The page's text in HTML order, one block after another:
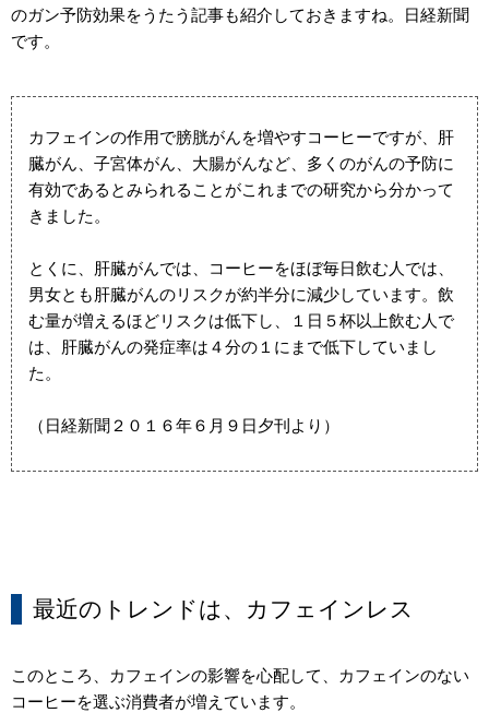
のガン予防効果をうたう記事も紹介しておきますね。日経新聞
です。
カフェインの作用で膀胱がんを増やすコーヒーですが、肝
臓がん、子宮体がん、大腸がんなど、多くのがんの予防に
有効であるとみられることがこれまでの研究から分かって
きました。
とくに、肝臓がんでは、コーヒーをほぼ毎日飲む人では、
男女とも肝臓がんのリスクが約半分に減少しています。飲
む量が増えるほどリスクは低下し、１日５杯以上飲む人で
は、肝臓がんの発症率は４分の１にまで低下していまし
た。
（日経新聞２０１６年６月９日夕刊より）
最近のトレンドは、カフェインレス
このところ、カフェインの影響を心配して、カフェインのない
コーヒーを選ぶ消費者が増えています。